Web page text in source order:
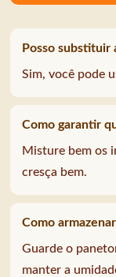
Posso substituir
Sim, você pode
Como garantir
Misture bem os
cresça bem.
Como
Guarde o
manter a